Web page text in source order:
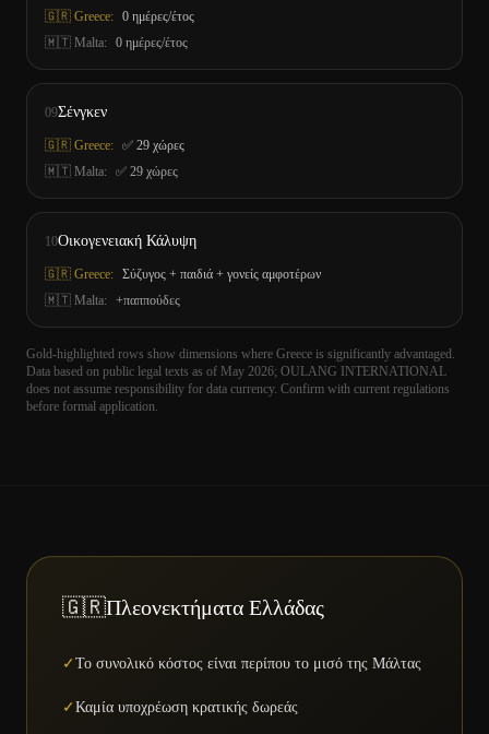
🇬🇷 Greece: 0 ημέρες/έτος
🇲🇹 Malta: 0 ημέρες/έτος
09Σένγκεν
🇬🇷 Greece: ✅ 29 χώρες
🇲🇹 Malta: ✅ 29 χώρες
10Οικογενειακή Κάλυψη
🇬🇷 Greece: Σύζυγος + παιδιά + γονείς αμφοτέρων
🇲🇹 Malta: +παππούδες
Gold-highlighted rows show dimensions where Greece is significantly advantaged.
Data based on public legal texts as of May 2026; OULANG INTERNATIONAL
does not assume responsibility for data currency. Confirm with current regulations
before formal application.
🇬🇷Πλεονεκτήματα Ελλάδας
✓Το συνολικό κόστος είναι περίπου το μισό της Μάλτας
✓Καμία υποχρέωση κρατικής δωρεάς